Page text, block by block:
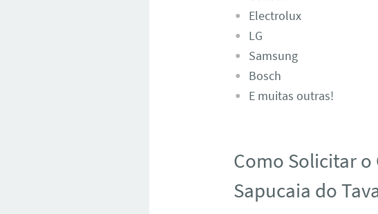
Electrolux
LG
Samsung
Bosch
E muitas outras!
Como Solicitar o
Sapucaia do